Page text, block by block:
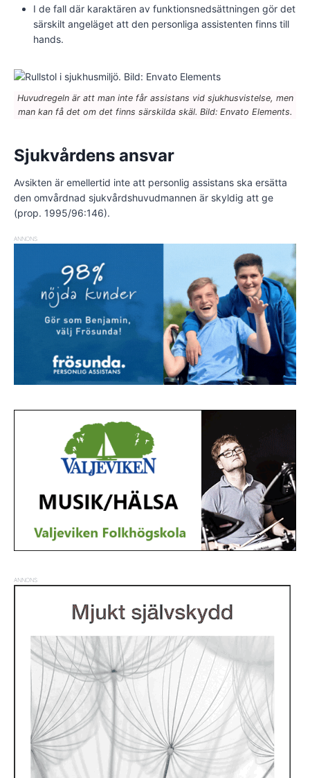
I de fall där karaktären av funktionsnedsättningen gör det
särskilt angeläget att den personliga assistenten finns till
hands.
Huvudregeln är att man inte får assistans vid sjukhusvistelse, men
man kan få det om det finns särskilda skäl. Bild: Envato Elements.
Sjukvårdens ansvar
Avsikten är emellertid inte att personlig assistans ska ersätta
den omvårdnad sjukvårdshuvudmannen är skyldig att ge
(prop. 1995/96:146).
ANNONS
ANNONS